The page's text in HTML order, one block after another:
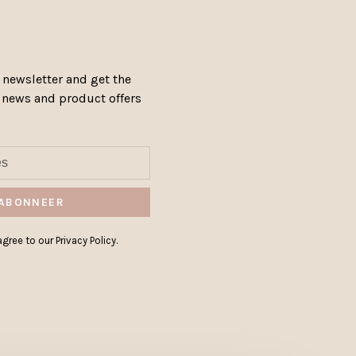
and get the
and product offers
to our Privacy Policy.